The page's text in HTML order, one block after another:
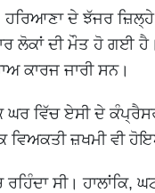
ਹਰਿਆਣਾ ਦੇ ਝੱਜਰ ਜ਼ਿਲ੍ਹੇ
ਲੋਕਾਂ ਦੀ ਮੌਤ ਹੋ ਗਈ
ਕਾਰਜ ਜਾਰੀ ਸਨ।
ਘਰ ਵਿੱਚ ਏਸੀ ਦੇ
ਵਿਅਕਤੀ ਜ਼ਖਮੀ ਵੀ
ਰਹਿੰਦਾ ਸੀ।